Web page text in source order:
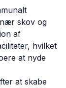
nær skov og
af
hvilket
at nyde
at skabe